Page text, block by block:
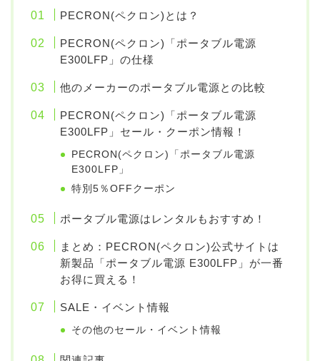
PECRON(ペクロン)とは？
PECRON(ペクロン)「ポータブル電源
E300LFP」の仕様
他のメーカーのポータブル電源との比較
PECRON(ペクロン)「ポータブル電源
E300LFP」セール・クーポン情報！
PECRON(ペクロン)「ポータブル電源
E300LFP」
特別5％OFFクーポン
ポータブル電源はレンタルもおすすめ！
まとめ：PECRON(ペクロン)公式サイトは
新製品「ポータブル電源 E300LFP」が一番
お得に買える！
SALE・イベント情報
その他のセール・イベント情報